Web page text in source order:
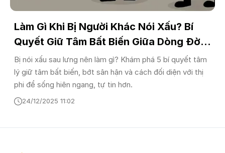
Làm Gì Khi Bị Người Khác Nói Xấu? Bí
Quyết Giữ Tâm Bất Biến Giữa Dòng Đời
Biến Động
Bị nói xấu sau lưng nên làm gì? Khám phá 5 bí quyết tâm
lý giữ tâm bất biến, bớt sân hận và cách đối diện với thị
phi để sống hiên ngang, tự tin hơn.
24/12/2025 11:02